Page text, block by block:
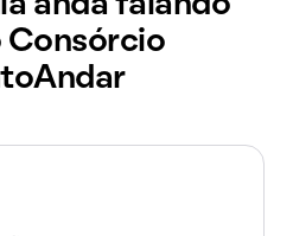
Consórcio